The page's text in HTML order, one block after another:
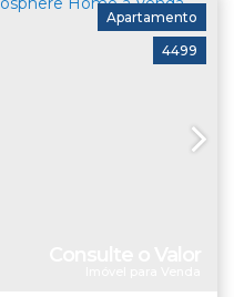
4499
Apartamento